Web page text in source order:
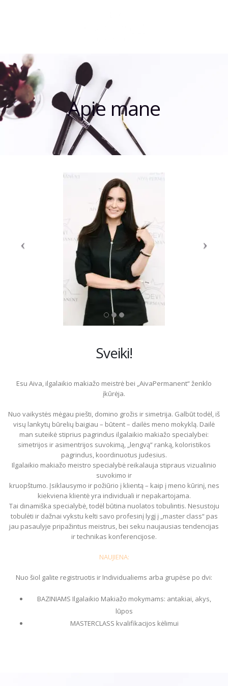
Apie mane
Sveiki!
Esu Aiva, ilgalaikio makiažo meistrė bei „AivaPermanent“ ženklo
įkūrėja.
Nuo vaikystės mėgau piešti, domino grožis ir simetrija. Galbūt todėl, iš
visų lankytų būrelių baigiau – būtent – dailės meno mokyklą. Dailė
man suteikė stiprius pagrindus ilgalaikio makiažo specialybei:
simetrijos ir asimentrijos suvokimą, „lengvą“ ranką, koloristikos
pagrindus, koordinuotus judesius.
Ilgalaikio makiažo meistro specialybė reikalauja stipraus vizualinio
suvokimo ir
kruopštumo. Įsiklausymo ir požiūrio į klientą – kaip į meno kūrinį, nes
kiekviena klientė yra individuali ir nepakartojama.
Tai dinamiška specialybė, todėl būtina nuolatos tobulintis. Nesustoju
tobulėti ir dažnai vykstu kelti savo profesinį lygį į „master class“ pas
jau pasaulyje pripažintus meistrus, bei seku naujausias tendencijas
ir technikas konferencijose.
NAUJIENA:
Nuo šiol galite registruotis ir Individualiems arba grupėse po dvi:
BAZINIAMS Ilgalaikio Makiažo mokymams: antakiai, akys,
lūpos
MASTERCLASS kvalifikacijos kėlimui